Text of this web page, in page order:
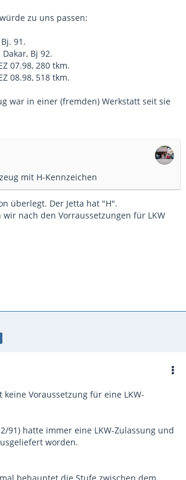
zu uns passen:
91.
Dakar, Bj 92.
07.98, 280 tkm.
08.98, 518 tkm.
war in einer (fremden) Werkstatt seit sie
mit H-Kennzeichen
überlegt. Der Jetta hat "H".
nach den Vorraussetzungen für LKW
keine Voraussetzung für eine LKW-
91) hatte immer eine LKW-Zulassung und
worden.